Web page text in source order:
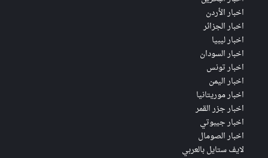
اخبار الأردن
اخبار الجزائر
اخبار ليبيا
اخبار السودان
اخبار تونس
اخبار اليمن
اخبار موريتانيا
اخبار جزر القمر
اخبار جيبوتي
اخبار الصومال
لايف ستايل بالعربي